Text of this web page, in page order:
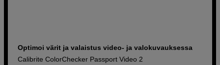
Optimoi värit ja valaistus video- ja valokuvauksessa
Calibrite ColorChecker Passport Video 2